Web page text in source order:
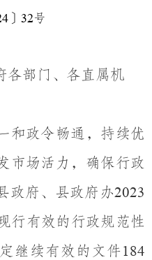
〕 32号
各部门、各直属机
和政令畅通，持续优
市场活力，确保行政
政府、县政府办2023
行有效的行政规范性
继续有效的文件184